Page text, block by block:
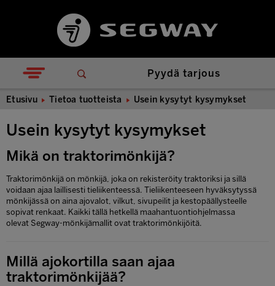
Pyydä tarjous
Etusivu Tietoa tuotteista Usein kysytyt kysymykset
Usein kysytyt kysymykset
Mikä on traktorimönkijä?
Traktorimönkijä on mönkijä, joka on rekisteröity traktoriksi ja sillä
voidaan ajaa laillisesti tieliikenteessä. Tieliikenteeseen hyväksytyssä
mönkijässä on aina ajovalot, vilkut, sivupeilit ja kestopäällysteelle
sopivat renkaat. Kaikki tällä hetkellä maahantuontiohjelmassa
olevat Segway-mönkijämallit ovat traktorimönkijöitä.
Millä ajokortilla saan ajaa
traktorimönkijää?